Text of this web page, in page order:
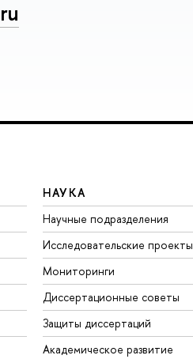
НАУКА
Научные подразделения
Исследовательские проекты
Мониторинги
Диссертационные советы
Защиты диссертаций
Академическое развитие